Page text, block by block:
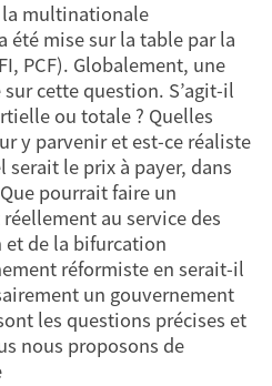
la multinationale
été mise sur la table par la
PCF). Globalement, une
cette question. S’agit-il
ou totale ? Quelles
y parvenir et est-ce réaliste
serait le prix à payer, dans
pourrait faire un
au service des
de la bifurcation
réformiste en serait-il
un gouvernement
les questions précises et
nous proposons de